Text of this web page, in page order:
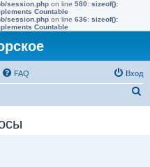
session.php on line 580: sizeof():
Countable
session.php on line 636: sizeof():
Countable
FAQ Вход